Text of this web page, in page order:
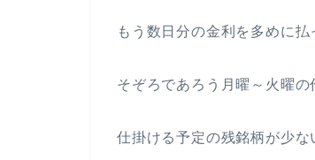
もう数日分の金利を多めに
そぞろであろう月曜～火曜の
仕掛ける予定の残銘柄が少な